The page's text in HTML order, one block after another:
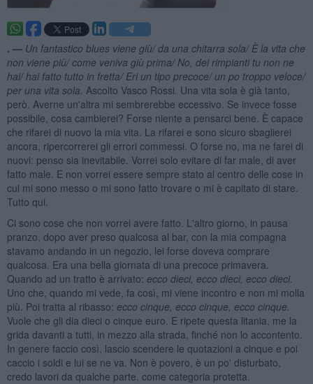
. — Un fantastico blues viene giù/ da una chitarra sola/ È la vita che
non viene più/ come veniva giù prima/ No, dei rimpianti tu non ne
hai/ hai fatto tutto in fretta/ Eri un tipo precoce/ un po troppo veloce/
per una vita sola. Ascolto Vasco Rossi Una vita sola è già tanto,
però. Averne un'altra mi sembrerebbe eccessivo. Se invece fosse
possibile, cosa cambierei? Forse niente a pensarci bene. È capace
che rifarei di nuovo la mia vita. La rifarei e sono sicuro sbaglierei
ancora, ripercorrerei gli errori commessi. O forse no, ma ne farei di
nuovi: penso sia inevitabile. Vorrei solo evitare di far male, di aver
fatto male. E non vorrei essere sempre stato al centro delle cose in
cui mi sono messo o mi sono fatto trovare o mi è capitato di stare.
Tutto qui.
Ci sono cose che non vorrei avere fatto. L'altro giorno, in pausa
pranzo, dopo aver preso qualcosa al bar, con la mia compagna
stavamo andando in un negozio, lei forse doveva comprare
qualcosa. Era una bella giornata di una precoce primavera.
Quando ad un tratto è arrivato: ecco dieci, ecco dieci, ecco dieci.
Uno che, quando mi vede, fa così, mi viene incontro e non mi molla
più. Poi tratta al ribasso: ecco cinque, ecco cinque, ecco cinque.
Vuole che gli dia dieci o cinque euro. E ripete questa litania, me la
grida davanti a tutti, in mezzo alla strada, finché non lo accontento.
In genere faccio così, lascio scendere le quotazioni a cinque e poi
caccio i soldi e lui se ne va. Non è povero, è un po' disturbato,
credo lavori da qualche parte, come categoria protetta.